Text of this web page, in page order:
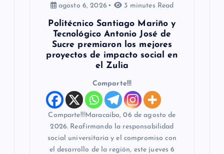
agosto 6, 2026 3 minutes Read
Politécnico Santiago Mariño y
Tecnológico Antonio José de
Sucre premiaron los mejores
proyectos de impacto social en
el Zulia
Comparte!!!
Comparte!!!Maracaibo, 06 de agosto de
2026. Reafirmando la responsabilidad
social universitaria y el compromiso con
el desarrollo de la región, este jueves 6